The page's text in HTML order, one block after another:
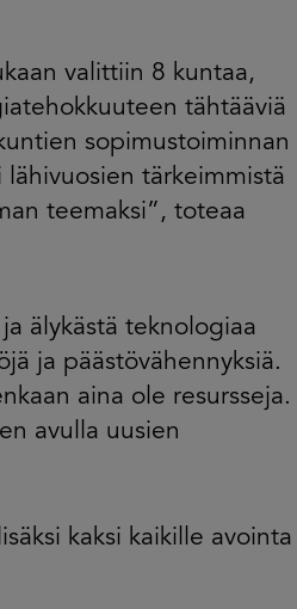
valittiin 8 kuntaa,
tähtääviä
sopimustoiminnan
tärkeimmistä
teemaksi”, toteaa
älykästä teknologiaa
ja päästövähennyksiä.
aina ole resursseja.
avulla uusien
kaksi kaikille avointa